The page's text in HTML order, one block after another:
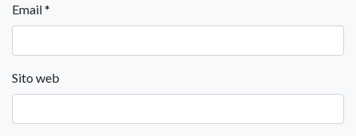
Email*
Sito web